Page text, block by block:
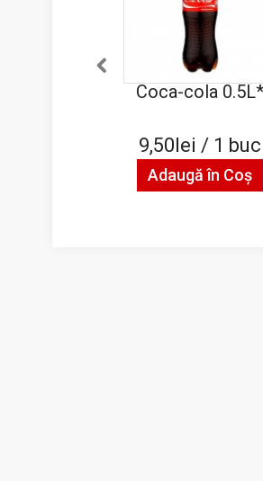
Coca-cola 0.5L*
9,50lei / 1 buc
Adaugă în Coş